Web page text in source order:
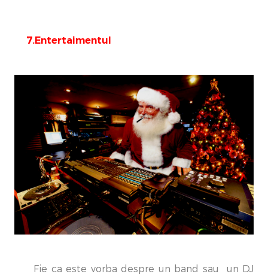
7.Entertaimentul
Fie ca este vorba despre un band sau un DJ